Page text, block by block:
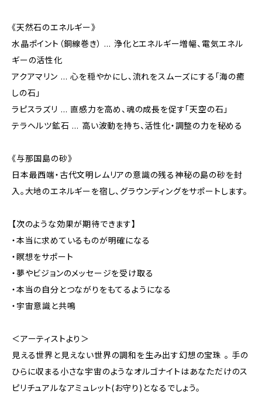
《天然石のエネルギー》
水晶ポイント（銅線巻き） … 浄化とエネルギー増幅、電気エネル
ギーの活性化
アクアマリン … 心を穏やかにし、流れをスムーズにする「海の癒
しの石」
ラピスラズリ … 直感力を高め、魂の成長を促す「天空の石」
テラヘルツ鉱石 … 高い波動を持ち、活性化・調整の力を秘める
《与那国島の砂》
日本最西端・古代文明レムリアの意識の残る神秘の島の砂を封
入。大地のエネルギーを宿し、グラウンディングをサポートします。
【次のような効果が期待できます】
・本当に求めているものが明確になる
・瞑想をサポート
・夢やビジョンのメッセージを受け取る
・本当の自分とつながりをもてるようになる
・宇宙意識と共鳴
＜アーティストより＞
見える世界と見えない世界の調和を生み出す幻想の宝珠 。 手の
ひらに収まる小さな宇宙のようなオルゴナイトはあなただけのス
ピリチュアルなアミュレット(お守り)となるでしょう。